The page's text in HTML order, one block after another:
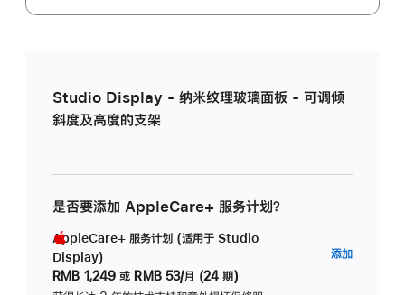
Studio Display - 纳米纹理玻璃面板 - 可调倾
斜度及高度的支架
是否要添加 AppleCare+ 服务计划？
AppleCare+ 服务计划 (适用于 Studio
Display)
RMB 1,249 或 RMB 53/月 (24 期)
添加